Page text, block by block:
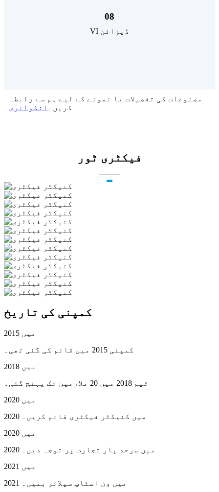
08
VI ڈیزائن
مصنوعات کی تفصیلات یا نمونے کے لیے ہم سے رابطہ
کریں۔
انکوائری
فیکٹری ٹور
کمپنی کی تاریخ
2015 میں
کمپنی 2015 میں قائم کی گئی تھی۔
2018 میں
ٹیم 2018 میں 20 ملازمین تک پہنچ گئی۔
2020 میں
2020 میں کنیکٹر فیکٹری قائم کریں۔
2020 میں
2020 میں سرحد پار تجارت پر توجہ دیں۔
2021 میں
2021 میں ون اسٹاپ سپلائر بنیں۔